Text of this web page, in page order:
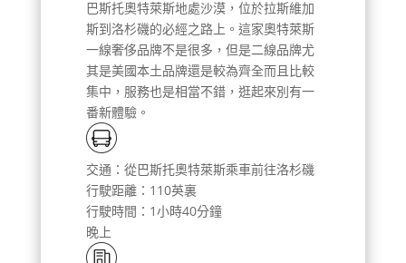
巴斯托奧特萊斯地處沙漠，位於拉斯維加
斯到洛杉磯的必經之路上。這家奧特萊斯
一線奢侈品牌不是很多，但是二線品牌尤
其是美國本土品牌還是較為齊全而且比較
集中，服務也是相當不錯，逛起來別有一
番新體驗。
交通：從巴斯托奧特萊斯乘車前往洛杉磯
行駛距離：110英裏
行駛時間：1小時40分鐘
晚上